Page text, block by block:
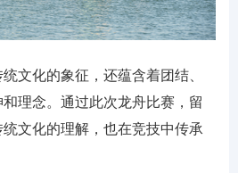
文化的象征，还蕴含着团结、
理念。通过此次龙舟比赛，留
文化的理解，也在竞技中传承